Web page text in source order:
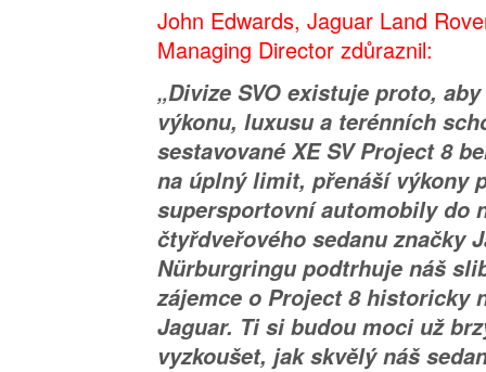
John Edwards, Jaguar Land
Managing Director zdůraznil:
„Divize SVO existuje proto,
výkonu, luxusu a terénních
sestavované XE SV Project 8
na úplný limit, přenáší výkony
supersportovní automobily do
čtyřdveřového sedanu značky
Nürburgringu podtrhuje náš
zájemce o Project 8 historicky
Jaguar. Ti si budou moci už
vyzkoušet, jak skvělý náš